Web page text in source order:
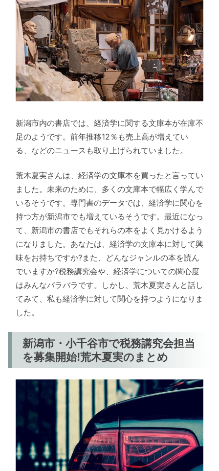
新潟市内の書店では、経済学に関する文庫本が在庫不
足のようです。前年推移12％も売上高が増えてい
る、などのニュースも取り上げられていました。
荒木夏実さんは、経済学の文庫本を買ったと言ってい
ました。未来のために、多くの文庫本で幅広く学んで
いるそうです。専門書のデータでは、経済学に関心を
持つ方が新潟市でも増えているそうです。最近になっ
て、新潟市の書店でもそれらの本をよく見かけるよう
になりました。あなたは、経済学の文庫本に対して興
味をお持ちですか?また、どんなジャンルの本を読ん
でいますか?税務講究会や、経済学についての関心度
はみんなバラバラです。しかし、荒木夏実さんと話し
てみて、私も経済学に対して関心を持つようになりま
した。
新潟市・小千谷市で税務講究会担当
を募集開始!荒木夏実のまとめ